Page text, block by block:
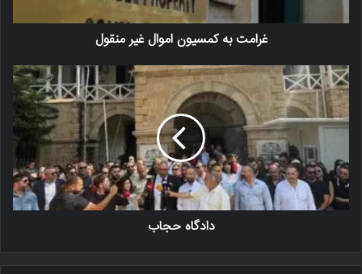
غرامت به کمسیون اموال غیر منقول
دادگاه حجاب